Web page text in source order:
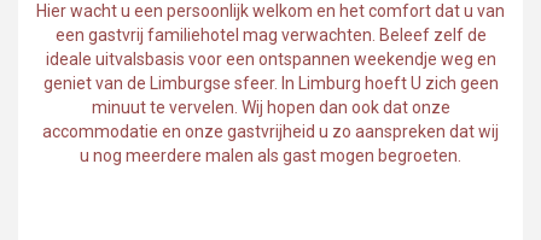
Hier wacht u een persoonlijk welkom en het comfort dat u van
een gastvrij familiehotel mag verwachten. Beleef zelf de
ideale uitvalsbasis voor een ontspannen weekendje weg en
geniet van de Limburgse sfeer. In Limburg hoeft U zich geen
minuut te vervelen. Wij hopen dan ook dat onze
accommodatie en onze gastvrijheid u zo aanspreken dat wij
u nog meerdere malen als gast mogen begroeten.